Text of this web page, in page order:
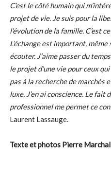
C’est le côté humain qui
projet de vie. Je suis pour la
l’évolution de la famille. C’est
L’échange est important,
écouter. J’aime passer du
le projet d’une vie pour ceux
pas à la recherche de marchés
luxe. J’en ai conscience. Le fait
professionnel me permet ce
Laurent Lassauge.
Texte et photos Pierre Marchal